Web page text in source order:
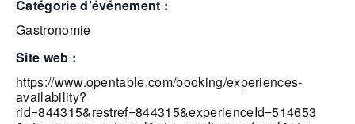
catégorie d’événement :
Gastronomie
site web :
https://www.opentable.com/booking/experiences-
availability?
rid=844315&restref=844315&experienceId=514653